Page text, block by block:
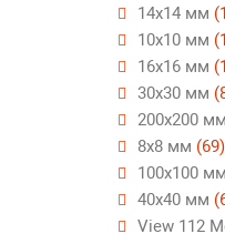
14х14 мм
10х10 мм
16х16 мм
30х30 мм
200х200 мм
8х8 мм (69)
100х100 мм
40х40 мм
View 112